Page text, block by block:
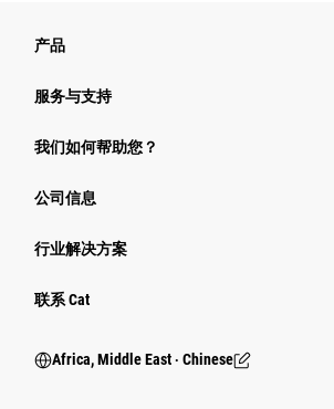
产品
服务与支持
我们如何帮助您？
公司信息
行业解决方案
行业
联系 Cat
Africa, Middle East ‧ Chinese